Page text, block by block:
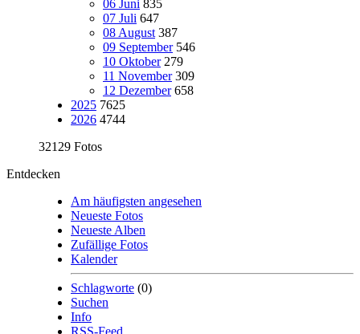
06 Juni 835
07 Juli 647
08 August 387
09 September 546
10 Oktober 279
11 November 309
12 Dezember 658
2025 7625
2026 4744
32129 Fotos
Entdecken
Am häufigsten angesehen
Neueste Fotos
Neueste Alben
Zufällige Fotos
Kalender
Schlagworte (0)
Suchen
Info
RSS-Feed